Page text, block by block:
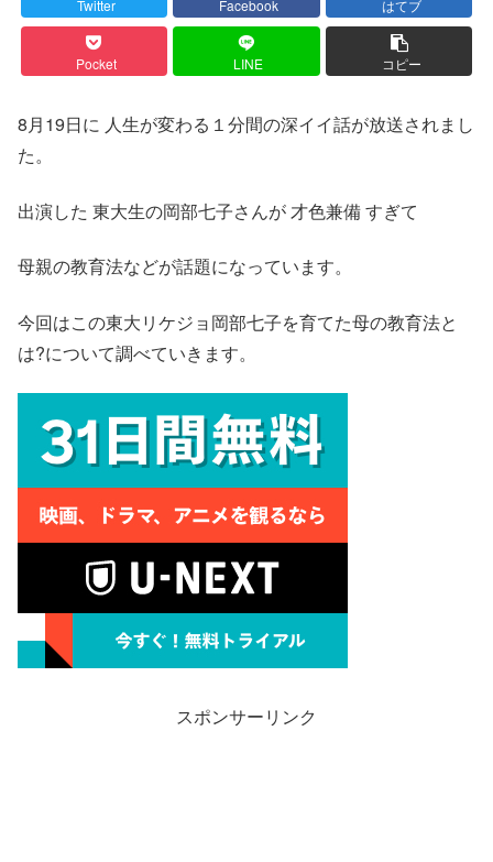
Twitter Facebook はてブ
Pocket LINE コピー
8月19日に 人生が変わる１分間の深イイ話が放送されまし
た。
出演した 東大生の岡部七子さんが 才色兼備 すぎて
母親の教育法などが話題になっています。
今回はこの東大リケジョ岡部七子を育てた母の教育法と
は?について調べていきます。
スポンサーリンク